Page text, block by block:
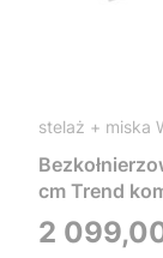
stelaż + miska
cm Trend
Tece i
Cena
2